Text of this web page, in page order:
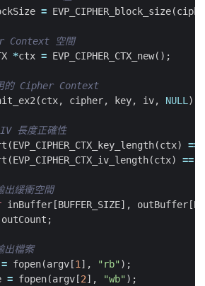
= EVP_CIPHER_block_size(
*ctx = EVP_CIPHER_CTX_new();
(ctx, cipher, key, iv, NULL);
(EVP_CIPHER_CTX_key_length(ctx)
==
(EVP_CIPHER_CTX_iv_length(ctx) ==
inBuffer [BUFFER_SIZE], outBuffer [
outCount ;
= fopen(argv [1], "rb");
= fopen(argv [2], "wb");